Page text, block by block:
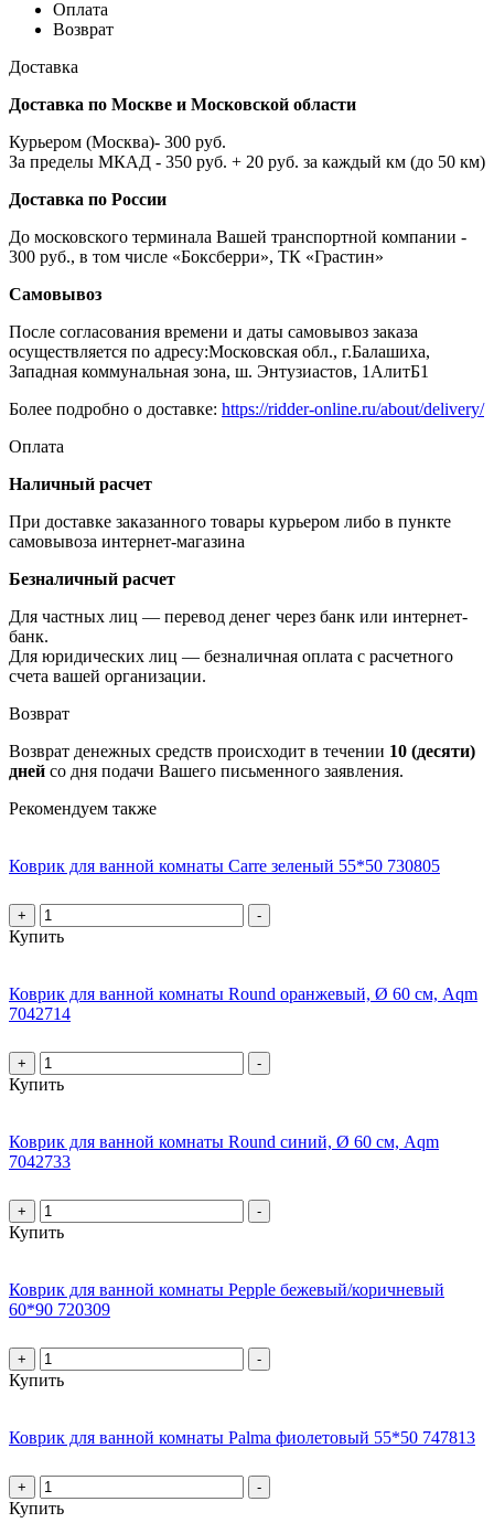
Оплата
Возврат
Доставка
Доставка по Москве и Московской области
Курьером (Москва)- 300 руб.
За пределы МКАД - 350 руб. + 20 руб. за каждый км (до 50 км)
Доставка по России
До московского терминала Вашей транспортной компании -
300 руб., в том числе «Боксберри», ТК «Грастин»
Самовывоз
После согласования времени и даты самовывоз заказа
осуществляется по адресу:Московская обл., г.Балашиха,
Западная коммунальная зона, ш. Энтузиастов, 1АлитБ1
Более подробно о доставке: https://ridder-online.ru/about/delivery/
Оплата
Наличный расчет
При доставке заказанного товары курьером либо в пункте
самовывоза интернет-магазина
Безналичный расчет
Для частных лиц — перевод денег через банк или интернет-
банк.
Для юридических лиц — безналичная оплата с расчетного
счета вашей организации.
Возврат
Возврат денежных средств происходит в течении 10 (десяти)
дней со дня подачи Вашего письменного заявления.
Рекомендуем также
Коврик для ванной комнаты Carre зеленый 55*50 730805
+ -
Купить
Коврик для ванной комнаты Round оранжевый, Ø 60 см, Aqm
7042714
+ -
Купить
Коврик для ванной комнаты Round синий, Ø 60 см, Aqm
7042733
+ -
Купить
Коврик для ванной комнаты Pepple бежевый/коричневый
60*90 720309
+ -
Купить
Коврик для ванной комнаты Palma фиолетовый 55*50 747813
+ -
Купить